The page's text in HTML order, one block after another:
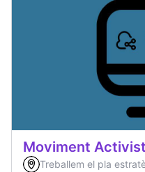
Moviment
Treballem el pla